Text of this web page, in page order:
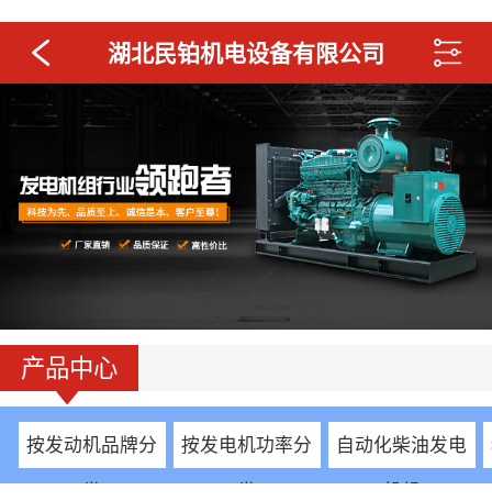
湖北民铂机电设备有限公司
产品中心
按发动机品牌分 按发电机功率分 自动化柴油发电